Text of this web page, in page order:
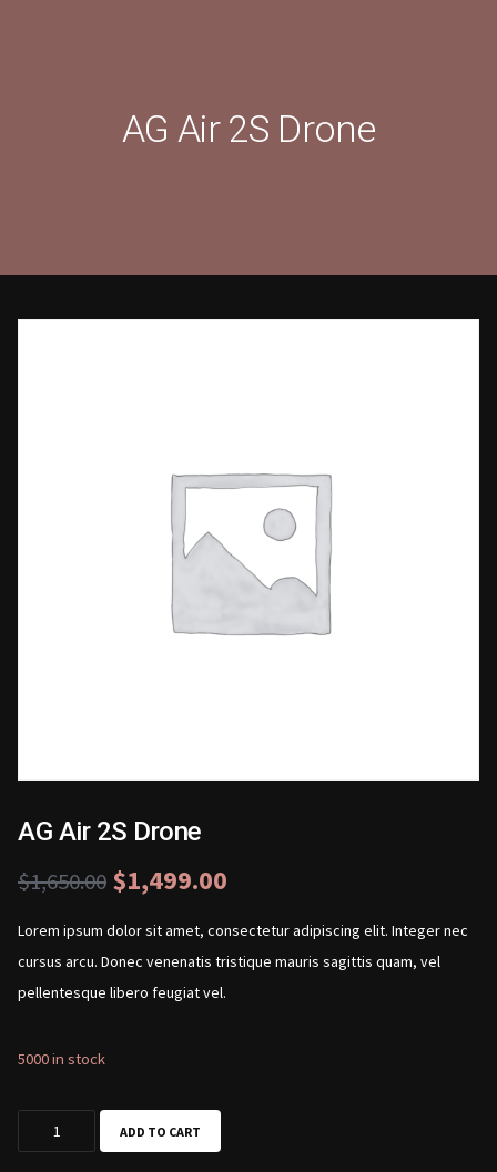
AG Air 2S Drone
AG Air 2S Drone
$1,650.00 $1,499.00
Lorem ipsum dolor sit amet, consectetur adipiscing elit. Integer nec
cursus arcu. Donec venenatis tristique mauris sagittis quam, vel
pellentesque libero feugiat vel.
5000 in stock
Air
ADD TO CART